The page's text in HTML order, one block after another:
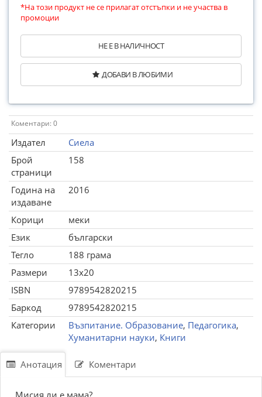
*На този продукт не се прилагат отстъпки и не участва в
промоции
НЕ Е В НАЛИЧНОСТ
ДОБАВИ В ЛЮБИМИ
Коментари: 0
Издател
Сиела
Брой
страници
158
Година на
издаване
2016
Корици
меки
Език
български
Тегло
188 грама
Размери
13x20
ISBN
9789542820215
Баркод
9789542820215
Категории
Възпитание. Образование, Педагогика,
Хуманитарни науки, Книги
Анотация Коментари
Мисия ли е мама?